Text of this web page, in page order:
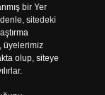
bir Yer
sitedeki
üyelerimiz
olup, siteye